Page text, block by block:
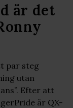
är det
par steg
utan
Efter att
är QX-